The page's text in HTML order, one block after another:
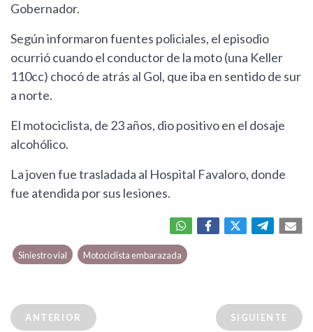
Gobernador.
Según informaron fuentes policiales, el episodio
ocurrió cuando el conductor de la moto (una Keller
110cc) chocó de atrás al Gol, que iba en sentido de sur
a norte.
El motociclista, de 23 años, dio positivo en el dosaje
alcohólico.
La joven fue trasladada al Hospital Favaloro, donde
fue atendida por sus lesiones.
Siniestro vial Motociclista embarazada
ANTERIOR SIGUIENTE